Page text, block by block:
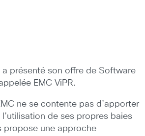
a présenté son offre de Software
EMC ViPR.
ne se contente pas d’apporter
de ses propres baies
propose une approche